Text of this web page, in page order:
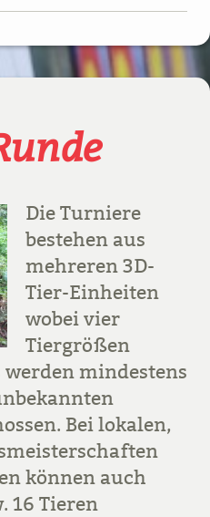
Die Turniere
bestehen aus
mehreren 3D-
Tier-Einheiten
wobei vier
Tiergrößen
werden mindestens
Bei lokalen,
können auch
16 Tieren